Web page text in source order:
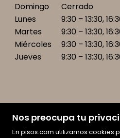
Nos preocupa tu
En pisos.com utilizamos cookies
Domingo
Cerrado
Lunes
9:30 – 13:30,
Martes
9:30 – 13:30,
Miércoles
9:30 – 13:30,
Jueves
9:30 – 13:30,